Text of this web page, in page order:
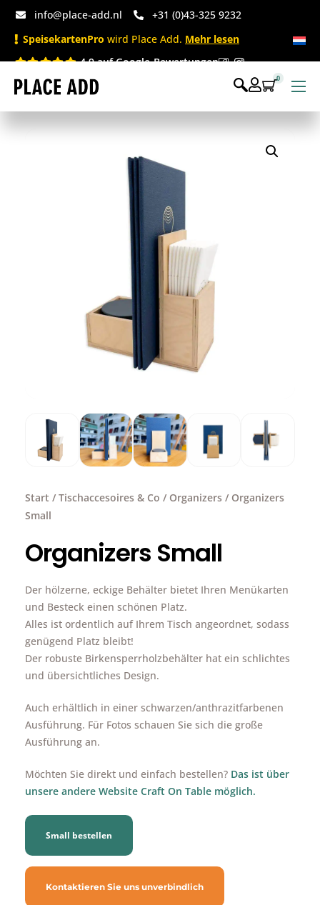
info@place-add.nl
+31 (0)43-325 9232
SpeisekartenPro wird Place Add. Mehr lesen
4.9 auf Google-Bewertungen
Speisekarten
Einwegartikel Shop
Tischaccessoires & Co
0
Start / Tischaccesoires & Co / Organizers / Organizers
Small
Organizers Small
Der hölzerne, eckige Behälter bietet Ihren Menükarten
und Besteck einen schönen Platz.
Alles ist ordentlich auf Ihrem Tisch angeordnet, sodass
genügend Platz bleibt!
Der robuste Birkensperrholzbehälter hat ein schlichtes
und übersichtliches Design.
Auch erhältlich in einer schwarzen/anthrazitfarbenen
Ausführung. Für Fotos schauen Sie sich die große
Ausführung an.
Möchten Sie direkt und einfach bestellen? Das ist über
unsere andere Website Craft On Table möglich.
Small bestellen
Kontaktieren Sie uns unverbindlich